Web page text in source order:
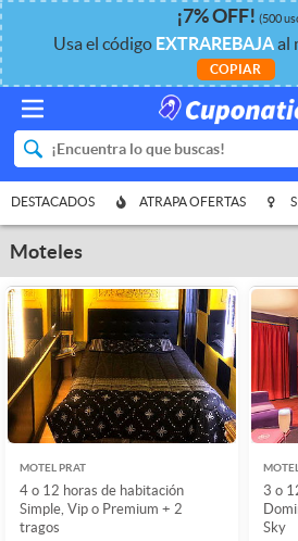
¡7%OFF! (500
Usa el código EXTRAREBAJAal
COPIAR
DESTACADOS ATRAPA OFERTAS
Moteles
MOTEL PRAT
4 o 12 horas de habitación
Simple, Vip o Premium + 2
tragos
3 o
Sky